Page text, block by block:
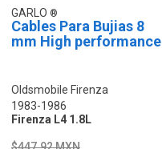
GARLO
Cables Para Bujias 8
mm High performance
Oldsmobile Firenza
1983-1986
Firenza L4 1.8L
$447.92 MXN